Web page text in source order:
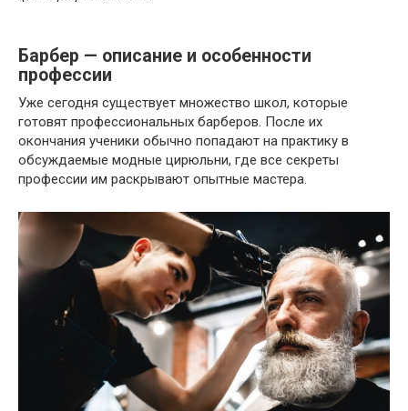
Барбер — описание и особенности
профессии
Уже сегодня существует множество школ, которые
готовят профессиональных барберов. После их
окончания ученики обычно попадают на практику в
обсуждаемые модные цирюльни, где все секреты
профессии им раскрывают опытные мастера.